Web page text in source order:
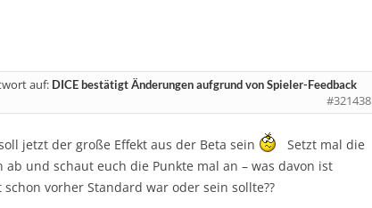
auf: DICE bestätigt Änderungen aufgrund von Spieler-Feedback
#321438
jetzt der große Effekt aus der Beta sein
Setzt mal die
ab und schaut euch die Punkte mal an – was davon ist
vorher Standard war oder sein sollte??